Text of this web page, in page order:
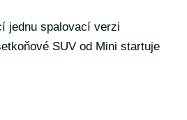
jednu spalovací verzi
SUV od Mini startuje